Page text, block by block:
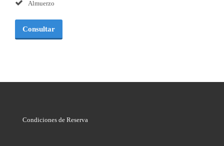
Almuerzo
Consultar
Condiciones de Reserva